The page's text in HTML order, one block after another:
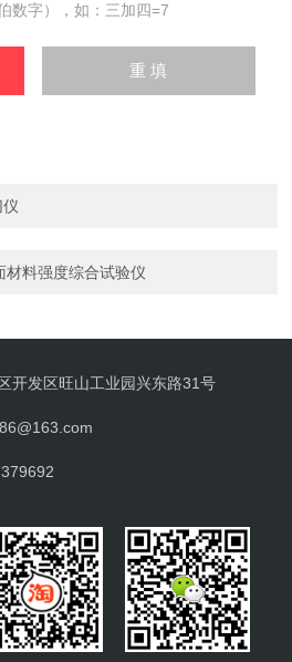
数字），如：三加四=7
材料强度综合试验仪
开发区旺山工业园兴东路31号